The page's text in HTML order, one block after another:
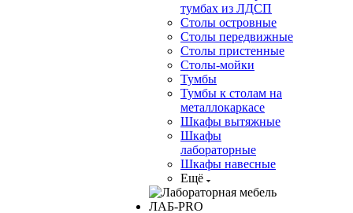
тумбах из ЛДСП
Столы островные
Столы передвижные
Столы пристенные
Столы-мойки
Тумбы
Тумбы к столам на
металлокаркасе
Шкафы вытяжные
Шкафы
лабораторные
Шкафы навесные
Ещё